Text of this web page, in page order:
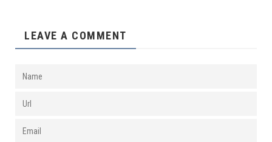
LEAVE A COMMENT